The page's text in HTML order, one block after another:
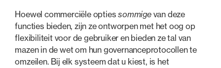
Hoewel commerciële optiessommigevan deze
functies bieden, zijn ze ontworpen met het oog op
flexibiliteit voor de gebruiker en bieden ze tal van
mazen in de wet om hun governanceprotocollen te
omzeilen. Bij elk systeem dat u kiest, is het